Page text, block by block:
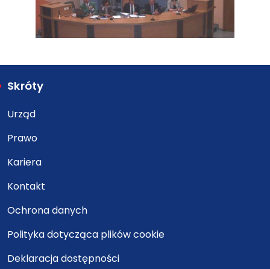
Skróty
Urząd
Prawo
Kariera
Kontakt
Ochrona danych
Polityka dotycząca plików cookie
Deklaracja dostępności